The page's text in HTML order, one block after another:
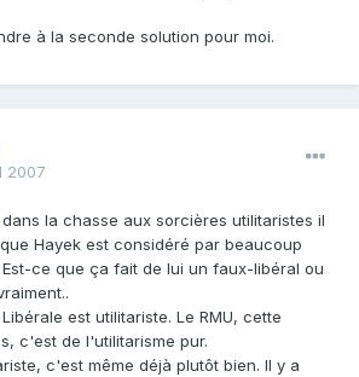
à la seconde solution pour moi.
2007
la chasse aux sorcières utilitaristes il
Hayek est considéré par beaucoup
ce que ça fait de lui un faux-libéral ou
est utilitariste. Le RMU, cette
c'est de l'utilitarisme pur.
c'est même déjà plutôt bien. Il y a